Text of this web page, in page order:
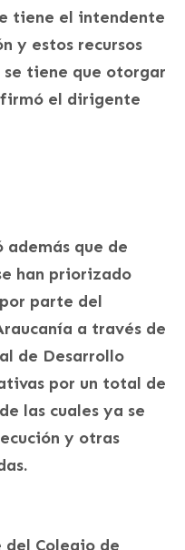
tiene el intendente
y estos recursos
se tiene que otorgar
el dirigente
además que de
han priorizado
parte del
a través de
de Desarrollo
por un total de
las cuales ya se
y otras
del Colegio de